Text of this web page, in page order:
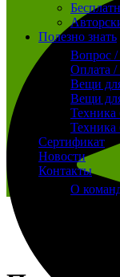
Полезно знать
Вопрос /
Оплата /
Вещи
Вещи
Техника
Техника
Сертификат
Новости
Контакты
О
Распродано